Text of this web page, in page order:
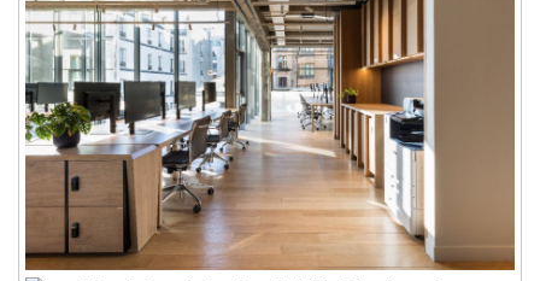
Chapters
Descriptions
descriptions off , selected
Subtitles
subtitles settings, opens subtitles
settings dialog
subtitles off
, selected
Audio Track
Picture-in-Picture
Fullscreen